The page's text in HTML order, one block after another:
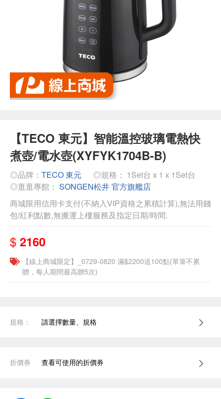
【TECO 東元】智能溫控玻璃電熱快
煮壺/電水壺(XYFYK1704B-B)
◎品牌： TECO 東元
◎規格： 1Set台 x 1 x 1Set台
◎逛逛專館： SONGEN松井 官方旗艦店
商城限用信用卡支付(不納入VIP資格之累積計算),無法用錢
包/紅利點數,無搬運上樓服務及指定日期/時間.
$ 2160
【線上商城限定】_0729-0820 滿$2200送100點(單筆不累
贈，每人期間最高贈5次)
規格： 請選擇數量、規格
折價券 查看可使用的折價券